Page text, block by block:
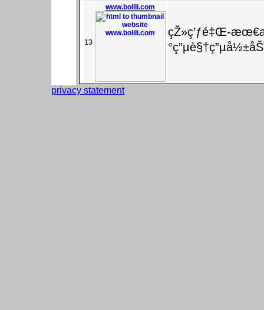
13
www.bolili.com
çŽ»ç’ƒé‡Œ-
privacy statement